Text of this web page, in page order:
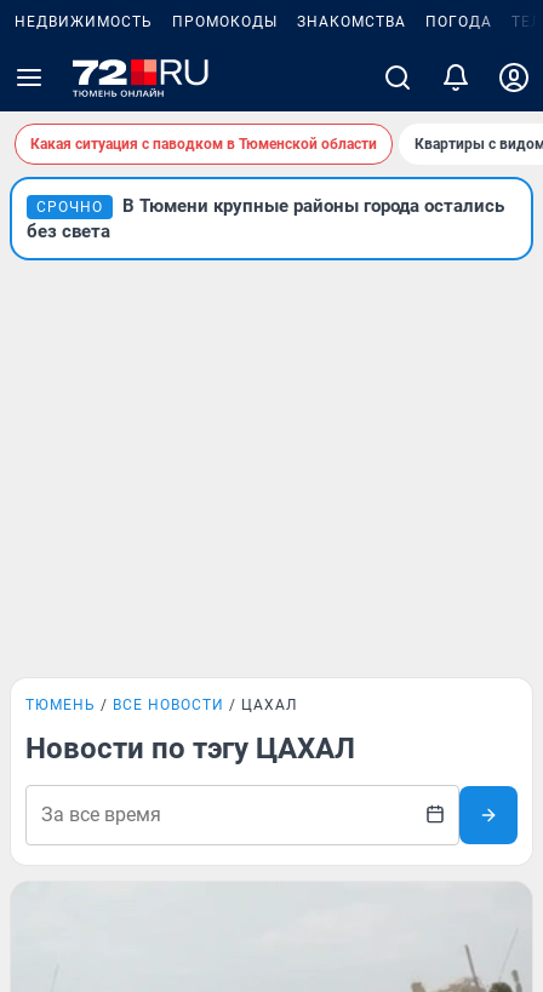
НЕДВИЖИМОСТЬ ПРОМОКОДЫ ЗНАКОМСТВА ПОГОДА
Какая ситуация с паводком в Тюменской области Квартиры с
СРОЧНО
В Тюмени крупные районы города остались
без света
ТЮМЕНЬ ВСЕ НОВОСТИ ЦАХАЛ
Новости по тэгу ЦАХАЛ